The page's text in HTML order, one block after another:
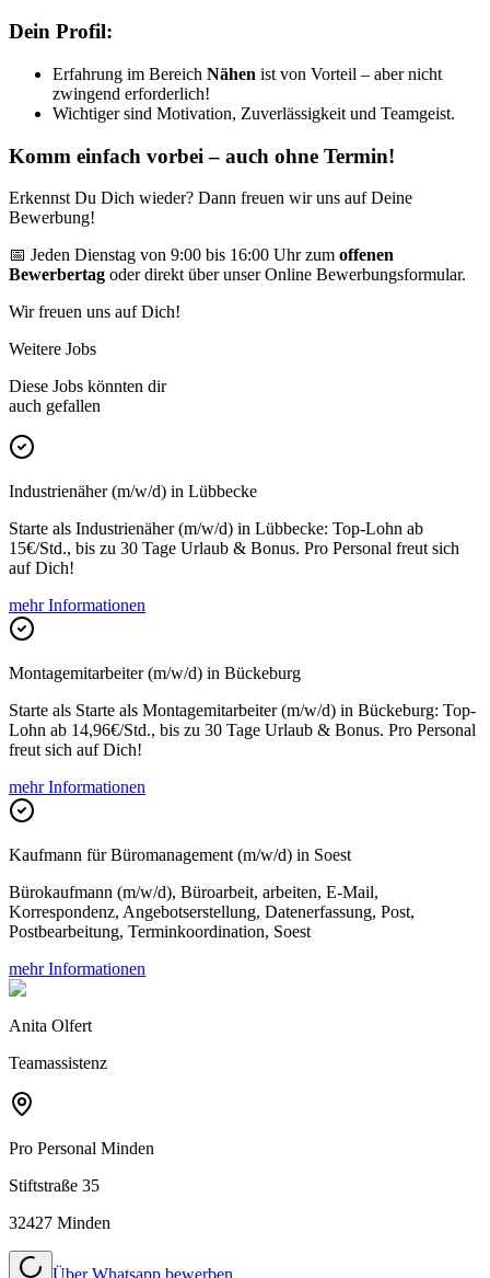
Dein Profil:
Erfahrung im Bereich Nähen ist von Vorteil – aber nicht
zwingend erforderlich!
Wichtiger sind Motivation, Zuverlässigkeit und Teamgeist.
Komm einfach vorbei – auch ohne Termin!
Erkennst Du Dich wieder? Dann freuen wir uns auf Deine
Bewerbung!
📅 Jeden Dienstag von 9:00 bis 16:00 Uhr zum offenen
Bewerbertag oder direkt über unser Online Bewerbungsformular.
Wir freuen uns auf Dich!
Weitere Jobs
Diese Jobs könnten dir
auch gefallen
Industrienäher (m/w/d) in Lübbecke
Starte als Industrienäher (m/w/d) in Lübbecke: Top-Lohn ab
15€/Std., bis zu 30 Tage Urlaub & Bonus. Pro Personal freut sich
auf Dich!
mehr Informationen
Montagemitarbeiter (m/w/d) in Bückeburg
Starte als Starte als Montagemitarbeiter (m/w/d) in Bückeburg: Top-
Lohn ab 14,96€/Std., bis zu 30 Tage Urlaub & Bonus. Pro Personal
freut sich auf Dich!
mehr Informationen
Kaufmann für Büromanagement (m/w/d) in Soest
Bürokaufmann (m/w/d), Büroarbeit, arbeiten, E-Mail,
Korrespondenz, Angebotserstellung, Datenerfassung, Post,
Postbearbeitung, Terminkoordination, Soest
mehr Informationen
Anita Olfert
Teamassistenz
Pro Personal Minden
Stiftstraße 35
32427 Minden